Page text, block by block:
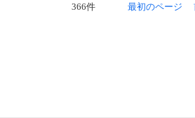
366件 最初のページ